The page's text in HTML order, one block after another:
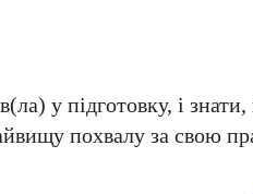
у підготовку, і
похвалу за свою